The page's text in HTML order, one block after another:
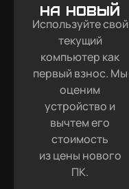
на новый
Используйте свой
текущий
компьютер как
первый взнос. Мы
оценим
устройство и
вычтем его
стоимость
из цены нового
ПК.